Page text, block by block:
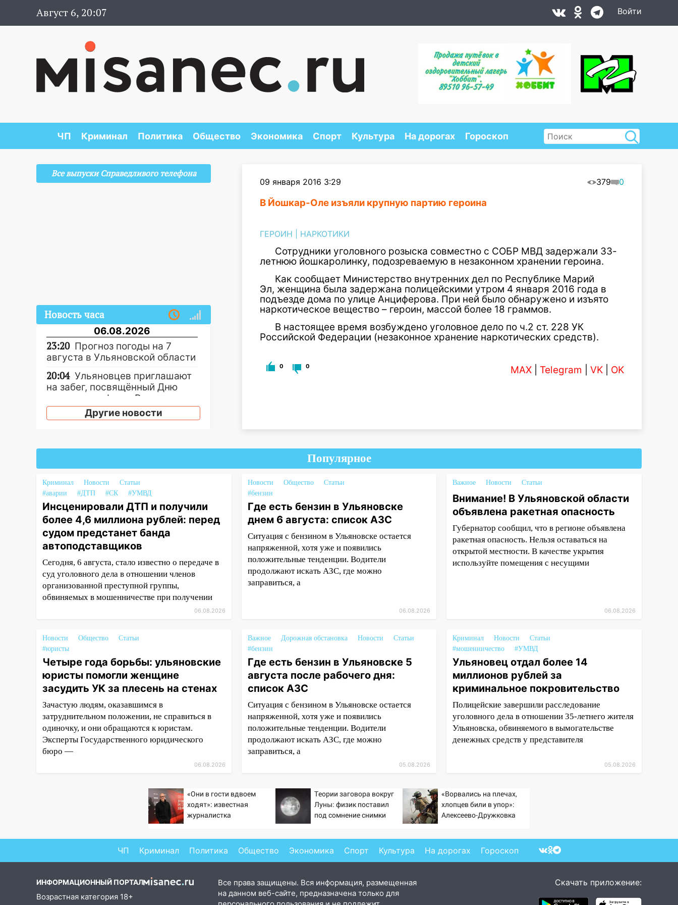
Август 6, 20:07 Войти
ЧП Криминал Политика Общество Экономика Спорт Культура На дорогах Гороскоп
09 января 2016 3:29 379 0
В Йошкар-Оле изъяли крупную партию героина
ГЕРОИН НАРКОТИКИ
Сотрудники уголовного розыска совместно с СОБР МВД задержали 33-
летнюю йошкаролинку, подозреваемую в незаконном хранении героина.
Как сообщает Министерство внутренних дел по Республике Марий
Эл, женщина была задержана полицейскими утром 4 января 2016 года в
подъезде дома по улице Анциферова. При ней было обнаружено и изъято
наркотическое вещество – героин, массой более 18 граммов.
В настоящее время возбуждено уголовное дело по ч.2 ст. 228 УК
Российской Федерации (незаконное хранение наркотических средств).
0 0 MAX Telegram VK OK
Все выпуски Справедливого телефона
Новость часа
06.08.2026
23:20 Прогноз погоды на 7
августа в Ульяновской области
20:04 Ульяновцев приглашают
на забег, посвящённый Дню
воздушного флота России
19:12 В Ульяновской области
прошлого своего сотрудник
18:02 В Ульяновск едут звезды
баскетбола!
17:08
Ульяновский областной
суд оставил в силе приговор
руководству
«УльяновскФармации» за
махинации на 3,2 млн рублей
16:09 Ветераны легкой
атлетики из Ульяновска
успешно выступили на
Чемпионате России
зерновых и зернобобовых
культур
15:51 Бросила кирпич в жену
брата: в Ульяновской области
завели дело на агрессивную
15:47 На улице Радищева
сбили курьера: крупная авария
в Ульяновске
15:15
В Ульяновске ограничат
движение по улице Ефремова
14:23 67% ульяновцев готовы
передумать увольняться, если
им повысят зарплату
14:01 Инсценировали ДТП и
получили более 4,6 миллиона
Другие новости
Популярное
Криминал Новости
Статьи
#аварии
#ДТП #СК #УМВД
Инсценировали ДТП и получили
более 4,6 миллиона рублей: перед
судом предстанет банда
автоподставщиков
Сегодня, 6 августа, стало известно о передаче в
суд уголовного дела в отношении членов
организованной преступной группы,
обвиняемых в мошенничестве при получении
06.08.2026
Новости Общество
Статьи
#бензин
Где есть бензин в Ульяновске
днем 6 августа: список АЗС
Ситуация с бензином в Ульяновске остается
напряженной, хотя уже и появились
положительные тенденции. Водители
продолжают искать АЗС, где можно
заправиться, а
06.08.2026
Важное Новости Статьи
Внимание! В Ульяновской области
объявлена ракетная опасность
Губернатор сообщил, что в регионе объявлена
ракетная опасность. Нельзя оставаться на
открытой местности. В качестве укрытия
используйте помещения с несущими
06.08.2026
Новости Общество
Статьи
#юристы
Четыре года борьбы: ульяновские
юристы помогли женщине
засудить УК за плесень на стенах
Зачастую людям, оказавшимся в
затруднительном положении, не справиться в
одиночку, и они обращаются к юристам.
Эксперты Государственного юридического
бюро —
06.08.2026
Важное Дорожная обстановка Новости
Статьи
#бензин
Где есть бензин в Ульяновске 5
августа после рабочего дня:
список АЗС
Ситуация с бензином в Ульяновске остается
напряженной, хотя уже и появились
положительные тенденции. Водители
продолжают искать АЗС, где можно
заправиться, а
05.08.2026
Криминал Новости
Статьи
#мошенничество
#УМВД
Ульяновец отдал более 14
миллионов рублей за
криминальное покровительство
Полицейские завершили расследование
уголовного дела в отношении 35-летнего жителя
Ульяновска, обвиняемого в вымогательстве
денежных средств у представителя
05.08.2026
«Они в гости вдвоем
ходят»: известная
журналистка
Теории заговора вокруг
Луны: физик поставил
под сомнение снимки
«Ворвались на плечах,
хлопцев били в упор»:
Алексеево-Дружковка
ЧП Криминал Политика Общество Экономика Спорт Культура На дорогах Гороскоп
ИНФОРМАЦИОННЫЙ ПОРТАЛ
Возрастная категория 18+
Все права защищены. Вся информация, размещенная
на данном веб-сайте, предназначена только для
Скачать приложение: